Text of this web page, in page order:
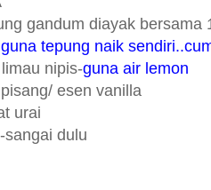
gandum diayak
guna tepung naik
nipis-guna air lemon
esen vanilla
urai
sangai dulu